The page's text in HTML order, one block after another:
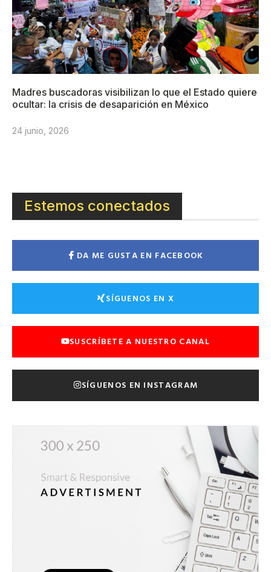
Madres buscadoras visibilizan lo que el Estado quiere
ocultar: la crisis de desaparición en México
24 junio, 2026
Estemos conectados
DA ME GUSTA EN FACEBOOK
SÍGUENOS EN X
SUSCRÍBETE A NUESTRO CANAL
SÍGUENOS EN INSTAGRAM